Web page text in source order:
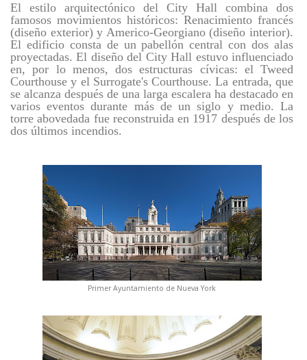
El estilo arquitectónico del City Hall combina dos
famosos movimientos históricos: Renacimiento francés
(diseño exterior) y Americo-Georgiano (diseño interior).
El edificio consta de un pabellón central con dos alas
proyectadas. El diseño del City Hall estuvo influenciado
en, por lo menos, dos estructuras cívicas: el Tweed
Courthouse y el Surrogate's Courthouse. La entrada, que
se alcanza después de una larga escalera ha destacado en
varios eventos durante más de un siglo y medio. La
torre abovedada fue reconstruida en 1917 después de los
dos últimos incendios.
Primer Ayuntamiento de Nueva York